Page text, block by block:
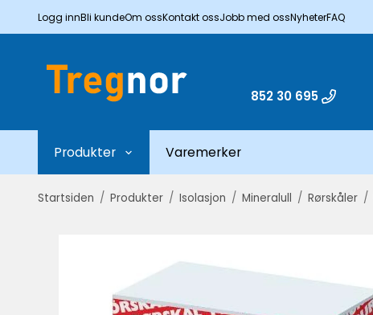
Logg innBli kundeOm ossKontakt ossJobb med ossNyheterFAQ
852 30 695
Produkter Varemerker
Startsiden / Produkter / Isolasjon / Mineralull / Rørskåler /